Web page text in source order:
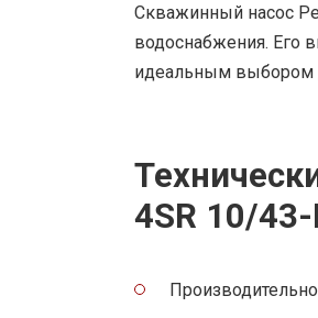
Скважинный насос
водоснабжения. Его
идеальным выбором
4SR 10/43-